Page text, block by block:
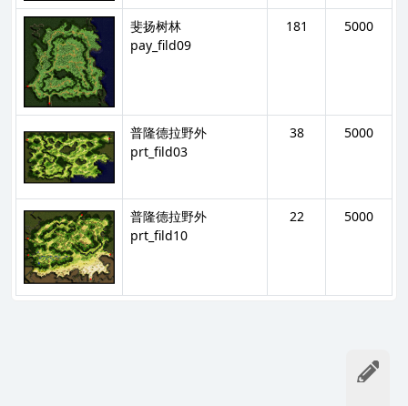
斐扬树林
pay_fild09
181 5000
普隆德拉野外
prt_fild03
38 5000
普隆德拉野外
prt_fild10
22 5000